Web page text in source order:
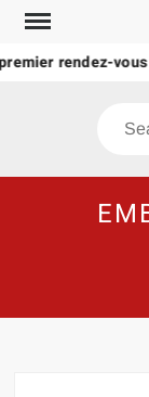
Skip
contentrendez-vous